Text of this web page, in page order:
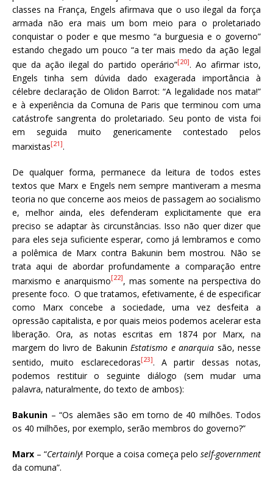
classes na França, Engels afirmava que o uso ilegal da força
armada não era mais um bom meio para o proletariado
conquistar o poder e que mesmo “a burguesia e o governo”
estando chegado um pouco “a ter mais medo da ação legal
que da ação ilegal do partido operário”[20]. Ao afirmar isto,
Engels tinha sem dúvida dado exagerada importância à
célebre declaração de Olidon Barrot: “A legalidade nos mata!”
e à experiência da Comuna de Paris que terminou com uma
catástrofe sangrenta do proletariado. Seu ponto de vista foi
em seguida muito genericamente contestado pelos
marxistas[21].
De qualquer forma, permanece da leitura de todos estes
textos que Marx e Engels nem sempre mantiveram a mesma
teoria no que concerne aos meios de passagem ao socialismo
e, melhor ainda, eles defenderam explicitamente que era
preciso se adaptar às circunstâncias. Isso não quer dizer que
para eles seja suficiente esperar, como já lembramos e como
a polêmica de Marx contra Bakunin bem mostrou. Não se
trata aqui de abordar profundamente a comparação entre
marxismo e anarquismo[22], mas somente na perspectiva do
presente foco. O que tratamos, efetivamente, é de especificar
como Marx concebe a sociedade, uma vez desfeita a
opressão capitalista, e por quais meios podemos acelerar esta
liberação. Ora, as notas escritas em 1874 por Marx, na
margem do livro de BakuninEstatismo e anarquia são, nesse
sentido, muito esclarecedoras[23]. A partir dessas notas,
podemos restituir o seguinte diálogo (sem mudar uma
palavra, naturalmente, do texto de ambos):
Bakunin – “Os alemães são em torno de 40 milhões. Todos
os 40 milhões, por exemplo, serão membros do governo?”
Marx – “Certainly! Porque a coisa começa pelo self-government
da comuna”.